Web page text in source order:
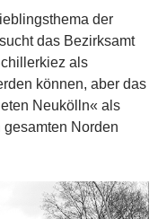
der
das Bezirksamt
als
können, aber das
Neukölln« als
Norden